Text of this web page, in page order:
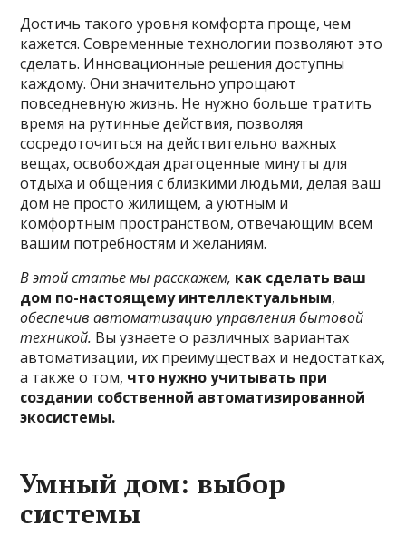
Достичь такого уровня комфорта проще, чем
кажется. Современные технологии позволяют это
сделать. Инновационные решения доступны
каждому. Они значительно упрощают
повседневную жизнь. Не нужно больше тратить
время на рутинные действия, позволяя
сосредоточиться на действительно важных
вещах, освобождая драгоценные минуты для
отдыха и общения с близкими людьми, делая ваш
дом не просто жилищем, а уютным и
комфортным пространством, отвечающим всем
вашим потребностям и желаниям.
В этой статье мы расскажем, как сделать ваш
дом по-настоящему интеллектуальным,
обеспечив автоматизацию управления бытовой
техникой. Вы узнаете о различных вариантах
автоматизации, их преимуществах и недостатках,
а также о том, что нужно учитывать при
создании собственной автоматизированной
экосистемы.
Умный дом: выбор
системы